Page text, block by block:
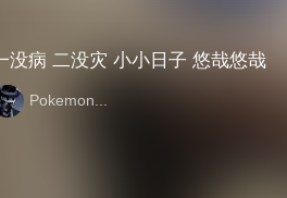
没病 二没灾 小小日子 悠哉悠哉
Pokemon...